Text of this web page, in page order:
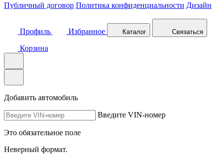
Публичный договор Политика конфиденциальности Дизайн
Профиль Избранное Каталог Связаться
Корзина
Добавить автомобиль
Введите VIN-номер
Это обязательное поле
Неверный формат.